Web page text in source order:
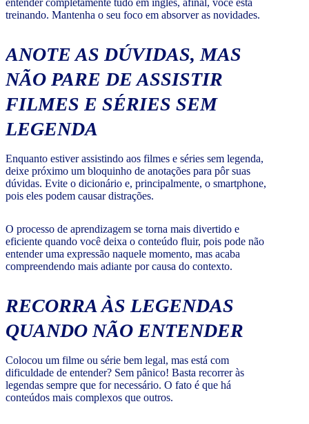
entender completamente tudo em inglês, afinal, você está
treinando. Mantenha o seu foco em absorver as novidades.
ANOTE AS DÚVIDAS, MAS
NÃO PARE DE ASSISTIR
FILMES E SÉRIES SEM
LEGENDA
Enquanto estiver assistindo aos filmes e séries sem legenda,
deixe próximo um bloquinho de anotações para pôr suas
dúvidas. Evite o dicionário e, principalmente, o smartphone,
pois eles podem causar distrações.
O processo de aprendizagem se torna mais divertido e
eficiente quando você deixa o conteúdo fluir, pois pode não
entender uma expressão naquele momento, mas acaba
compreendendo mais adiante por causa do contexto.
RECORRA ÀS LEGENDAS
QUANDO NÃO ENTENDER
Colocou um filme ou série bem legal, mas está com
dificuldade de entender? Sem pânico! Basta recorrer às
legendas sempre que for necessário. O fato é que há
conteúdos mais complexos que outros.